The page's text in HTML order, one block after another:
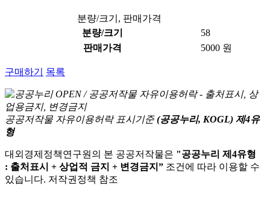
분량/크기, 판매가격
분량/크기
58
판매가격
5000 원
구매하기 목록
공공저작물 자유이용허락 표시기준 (공공누리, KOGL) 제4유
형
대외경제정책연구원의 본 공공저작물은 "공공누리 제4유형
: 출처표시 + 상업적 금지 + 변경금지” 조건에 따라 이용할 수
있습니다. 저작권정책 참조